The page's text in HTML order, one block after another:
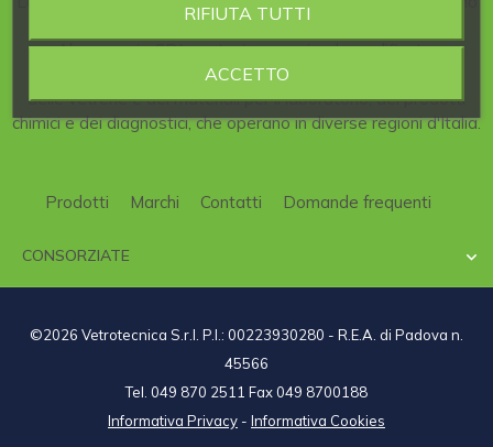
Distribuzione di articoli per Laboratori
Al consorzio CDL partecipano aziende qualificate,
specializzate nel campo della strumentazione scientifica,
delle vetrerie e dei materiali per il laboratorio, dei prodotti
chimici e dei diagnostici, che operano in diverse regioni d'Italia.
Prodotti Marchi Contatti Domande frequenti
CONSORZIATE 
RIFIUTA TUTTI
ACCETTO
©2026 Vetrotecnica S.r.l. P.I.: 00223930280 - R.E.A. di Padova n.
45566
Tel. 049 870 2511 Fax 049 8700188
Informativa Privacy - Informativa Cookies